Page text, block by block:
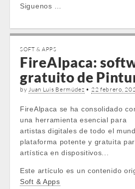
Siguenos …
SOFT & APPS
FireAlpaca:
gratuito de
byJuan Luis Bermúdez • 22 febrero,
FireAlpaca se ha consolidado
una herramienta esencial para
artistas digitales de todo el
plataforma potente y gratuita
artística en dispositivos...
Este artículo es un contenido
Soft & Apps